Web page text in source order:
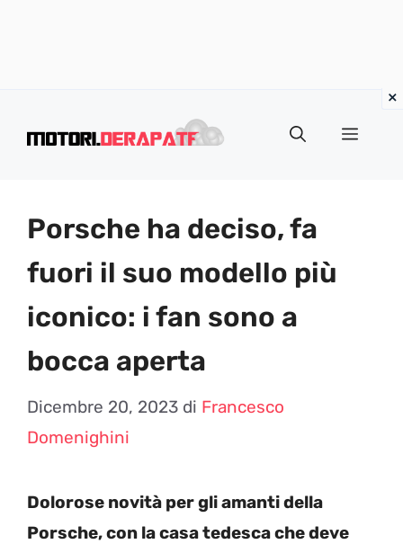
Menu
Porsche ha deciso, fa
fuori il suo modello più
iconico: i fan sono a
bocca aperta
Dicembre 20, 2023 di Francesco
Domenighini
Dolorose novità per gli amanti della
Porsche, con la casa tedesca che deve